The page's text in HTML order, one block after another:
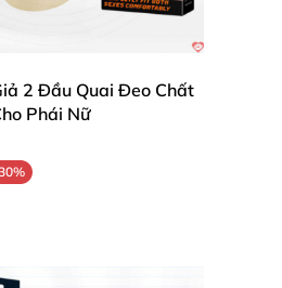
cao cấp còn giúp
2 Đầu Quai Đeo Chất
Phái Nữ